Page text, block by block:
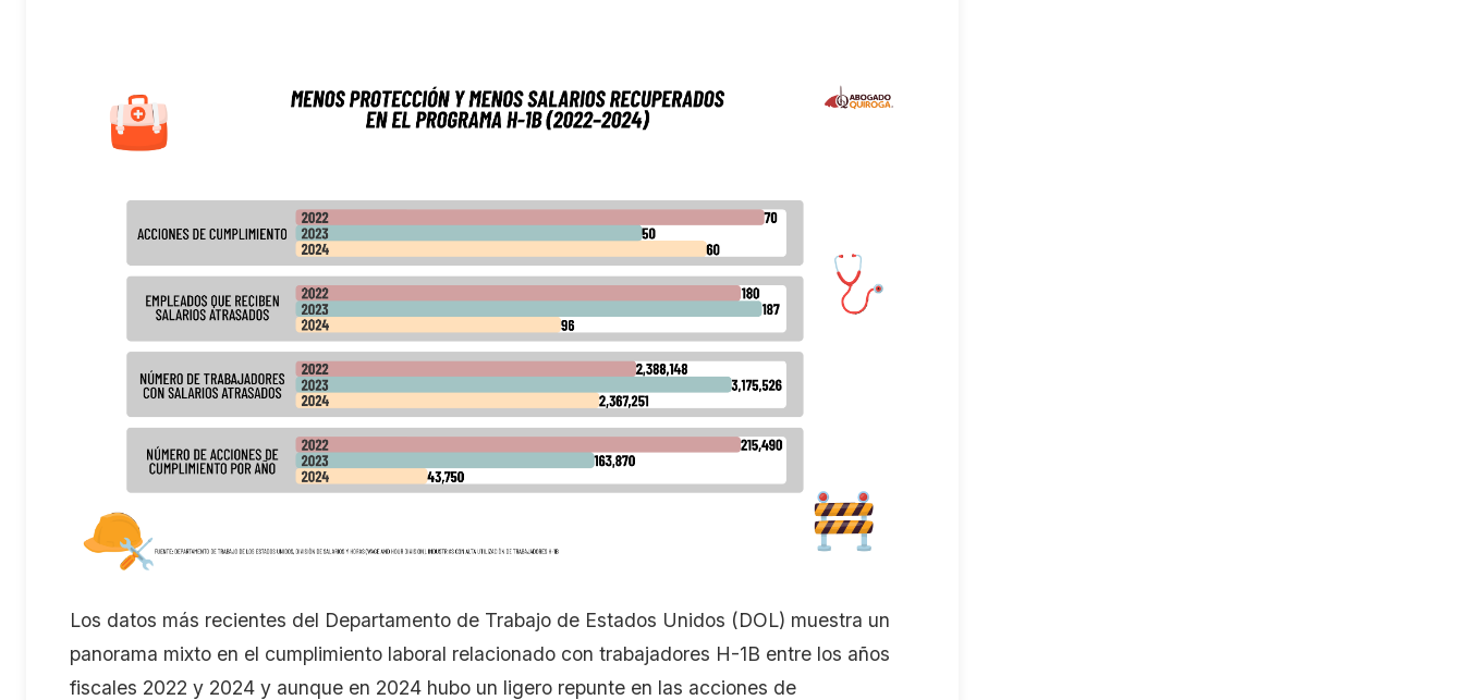
Los datos más recientes del Departamento de Trabajo de Estados Unidos (DOL) muestra un
panorama mixto en el cumplimiento laboral relacionado con trabajadores H-1B entre los años
fiscales 2022 y 2024 y aunque en 2024 hubo un ligero repunte en las acciones de